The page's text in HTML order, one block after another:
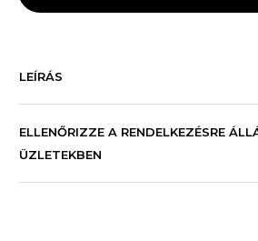
LEÍRÁS
ELLENŐRIZZE A RENDELKEZÉSRE
ÜZLETEKBEN